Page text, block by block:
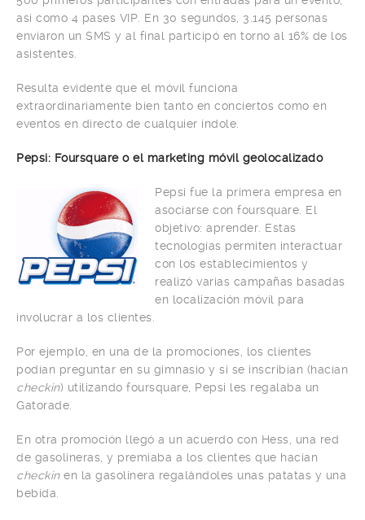
así como 4 pases VIP. En 30 segundos, 3.145 personas
enviaron un SMS y al final participó en torno al 16% de los
asistentes.
Resulta evidente que el móvil funciona
extraordinariamente bien tanto en conciertos como en
eventos en directo de cualquier índole.
Pepsi: Foursquare o el marketing móvil geolocalizado
Pepsi fue la primera empresa en
asociarse con foursquare. El
objetivo: aprender. Estas
tecnologías permiten interactuar
con los establecimientos y
realizó varias campañas basadas
en localización móvil para
involucrar a los clientes.
Por ejemplo, en una de la promociones, los clientes
podían preguntar en su gimnasio y si se inscribían (hacían
checkin) utilizando foursquare, Pepsi les regalaba un
Gatorade.
En otra promoción llegó a un acuerdo con Hess, una red
de gasolineras, y premiaba a los clientes que hacían
checkin en la gasolinera regalándoles unas patatas y una
bebida.